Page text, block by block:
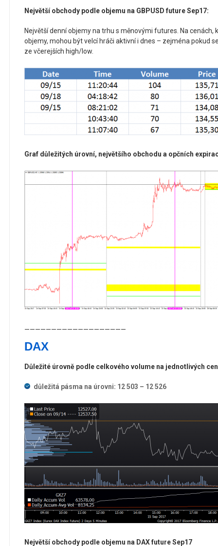
Největší obchody podle objemu na GBPUSD future Sep17:
Největší denní objemy na trhu s měnovými futures. Na cenách,
objemy, mohou být velcí hráči aktivní i dnes – zejména pokud
ze včerejších high/low.
Graf důležitých úrovní, největšího obchodu a opčních
———————————————————
DAX
Důležité úrovně podle celkového volume na jednotlivých
důležitá pásma na úrovni: 12 503 – 12 526
Největší obchody podle objemu na DAX future Sep17